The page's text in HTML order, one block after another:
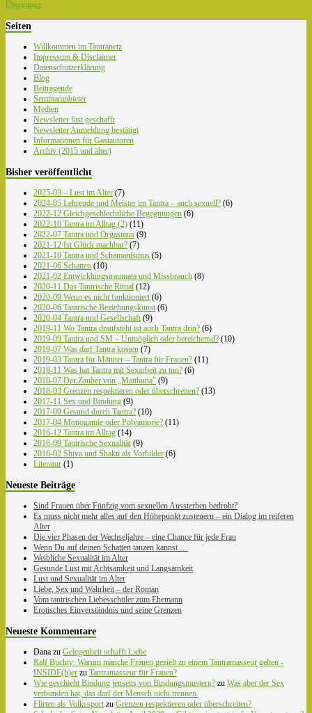
Übergänge
Seiten
Willkommen im Tantranetz
Impressum & Disclaimer
Datenschutzerklärung
Blog
Beitragende
Seminaranbieter
Medien
Newsletter fast geschafft
Newsletter Anmeldung bestätigt
Informationen für Gastautoren
Archiv (2015 und älter)
Bisher veröffentlicht
2025-03 – Lust im Alter (7)
2024-05 Lehrende und Meister im Tantra – auch sexuell? (6)
2022-12 Gleichgeschlechtliche Begegnungen (6)
2022-10 Tantra im Alltag (2) (11)
2022-07 Tantra und Orgasmus (9)
2021-12 Ist Glück machbar? (7)
2021-10 Tantra und Schamanismus (5)
2021-06 Schatten (10)
2021-02 Entwicklungstraumata und Missbrauch (8)
2020-11 Das Tantrische Ritual (12)
2020-09 Wenn es nicht funktioniert (6)
2020-06 Tantrische Beziehungskunst (6)
2020-04 Tantra und Gesellschaft (9)
2019-11 Wo Tantra draufsteht ist auch Tantra drin? (6)
2019-09 Tantra und SM – Unmöglich oder bereichernd? (10)
2019-07 Was darf Tantra kosten (7)
2019-03 Tantra für Männer – Tantra für Frauen? (11)
2018-11 Was hat Tantra mit Sexarbeit zu tun? (6)
2018-07 Der Zauber von „Maithuna" (9)
2018-03 Grenzen respektieren oder überschreiten? (13)
2017-11 Sex und Bindung (9)
2017-09 Gesund durch Tantra? (10)
2017-04 Monogamie oder Polyamorie? (11)
2016-12 Tantra im Alltag (14)
2016-09 Tantrische Sexualität (9)
2016-02 Shiva und Shakti als Vorbilder (6)
Literatur (1)
Neueste Beiträge
Sind Frauen über Fünfzig vom sexuellen Aussterben bedroht?
Es muss nicht mehr alles auf den Höhepunkt zusteuern – ein Dialog im reiferen
Alter
Die vier Phasen der Wechseljahre – eine Chance für jede Frau
Wenn Du auf deinen Schatten tanzen kannst …
Weibliche Sexualität im Alter
Gesunde Lust mit Achtsamkeit und Langsamkeit
Lust und Sexualität im Alter
Liebe, Sex und Wahrheit – der Roman
Vom tantrischen Liebesschüler zum Ehemann
Erotisches Einverständnis und seine Grenzen
Neueste Kommentare
Dana zu Gelegenheit schafft Liebe
Ralf Buchty: Warum manche Frauen gezielt zu einem Tantramasseur gehen -
INSIDE(h)er zu Tantramasseur für Frauen?
Wie geschieht Bindung jenseits von Bindungsmustern? zu Was aber der Sex
verbunden hat, das darf der Mensch nicht trennen.
Flirten als Volkssport zu Grenzen respektieren oder überschreiten?